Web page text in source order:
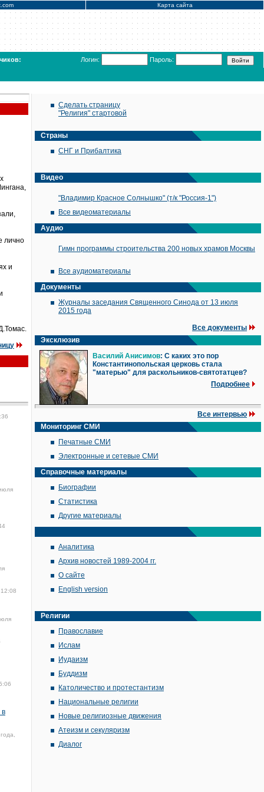
Карта сайта
Логин: Пароль:
лично
и
в
Сделать страницу
"Религия" стартовой
Страны
СНГ и Прибалтика
Видео
"Владимир Красное Солнышко" (т/к "Россия-1")
Все видеоматериалы
Аудио
Гимн программы строительства 200 новых храмов Москвы
Все аудиоматериалы
Документы
Журналы заседания Священного Синода от 13 июля
2015 года
Все документы
Эксклюзив
Василий Анисимов: С каких это пор
Константинопольская церковь стала
"матерью" для раскольников-святотатцев?
Подробнее
Все интервью
Мониторинг СМИ
Печатные СМИ
Электронные и сетевые СМИ
Справочные материалы
Биографии
Статистика
Другие материалы
Аналитика
Архив новостей 1989-2004 гг.
О сайте
English version
Религии
Православие
Ислам
Иудаизм
Буддизм
Католичество и протестантизм
Национальные религии
Новые религиозные движения
Атеизм и секуляризм
Диалог